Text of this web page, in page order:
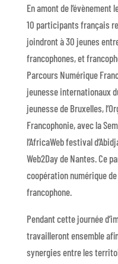
En amont de
10 participants français
joindront à 30 jeunes
francophones, et
Parcours Numérique
jeunesse internationaux
jeunesse de Bruxelles,
Francophonie, avec la
l’AfricaWeb festival
Web2Day de Nantes. Ce
coopération numérique
francophone.
Pendant cette journée
travailleront ensemble
synergies entre les